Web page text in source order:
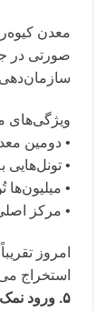
معدن
صورتی در
ویژگی‌های
• دومین
• تونل‌هایی به
• میلیون‌ها
• مرکز
استخراج
۵. ورود